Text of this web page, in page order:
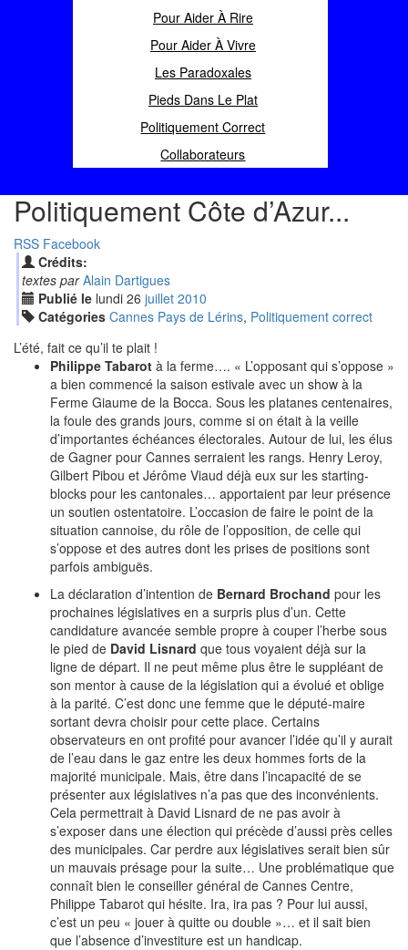
Pour Aider À Rire
Pour Aider À Vivre
Les Paradoxales
Pieds Dans Le Plat
Politiquement Correct
Collaborateurs
Politiquement Côte d’Azur...
RSS Facebook
Crédits:
textes par Alain Dartigues
Publié le lundi 26 juillet 2010
Catégories Cannes Pays de Lérins, Politiquement correct
L’été, fait ce qu’il te plait !
Philippe Tabarot à la ferme…. « L’opposant qui s’oppose »
a bien commencé la saison estivale avec un show à la
Ferme Giaume de la Bocca. Sous les platanes centenaires,
la foule des grands jours, comme si on était à la veille
d’importantes échéances électorales. Autour de lui, les élus
de Gagner pour Cannes serraient les rangs. Henry Leroy,
Gilbert Pibou et Jérôme Viaud déjà eux sur les starting-
blocks pour les cantonales… apportaient par leur présence
un soutien ostentatoire. L’occasion de faire le point de la
situation cannoise, du rôle de l’opposition, de celle qui
s’oppose et des autres dont les prises de positions sont
parfois ambiguës.
La déclaration d’intention de Bernard Brochand pour les
prochaines législatives en a surpris plus d’un. Cette
candidature avancée semble propre à couper l’herbe sous
le pied de David Lisnard que tous voyaient déjà sur la
ligne de départ. Il ne peut même plus être le suppléant de
son mentor à cause de la législation qui a évolué et oblige
à la parité. C’est donc une femme que le député-maire
sortant devra choisir pour cette place. Certains
observateurs en ont profité pour avancer l’idée qu’il y aurait
de l’eau dans le gaz entre les deux hommes forts de la
majorité municipale. Mais, être dans l’incapacité de se
présenter aux législatives n’a pas que des inconvénients.
Cela permettrait à David Lisnard de ne pas avoir à
s’exposer dans une élection qui précède d’aussi près celles
des municipales. Car perdre aux législatives serait bien sûr
un mauvais présage pour la suite… Une problématique que
connaît bien le conseiller général de Cannes Centre,
Philippe Tabarot qui hésite. Ira, ira pas ? Pour lui aussi,
c’est un peu « jouer à quitte ou double »… et il sait bien
que l’absence d’investiture est un handicap.